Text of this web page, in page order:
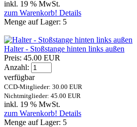
inkl. 19 % MwSt.
zum Warenkorb! Details
Menge auf Lager: 5
Halter - Stoßstange hinten links außen
Preis: 45.00 EUR
Anzahl:
verfügbar
CCD-Mitglieder: 30.00 EUR
Nichtmitglieder: 45.00 EUR
inkl. 19 % MwSt.
zum Warenkorb! Details
Menge auf Lager: 5